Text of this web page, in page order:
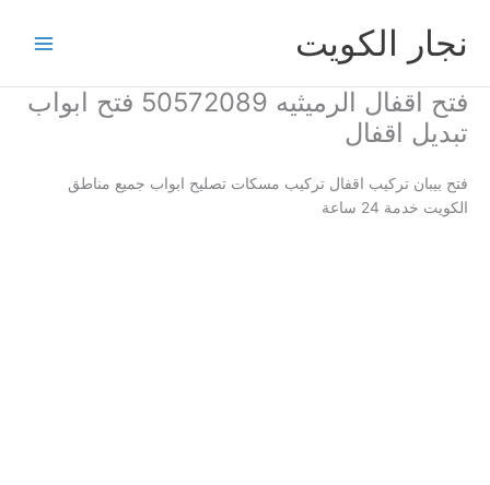
المحتوىنجار الكويت
فتح اقفال الرميثيه 50572089 فتح ابواب
تبديل اقفال
فتح بيبان تركيب اقفال تركيب مسكات تصليح ابواب جميع مناطق
الكويت خدمة 24 ساعة